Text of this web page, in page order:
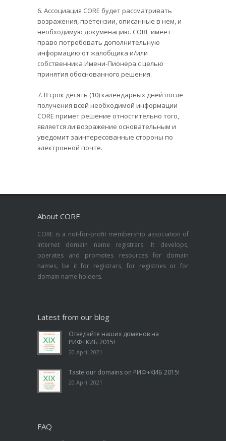
6. Ассоциация CORE будет рассматривать
возражения, претензии, описанные в нем, и
необходимую докуменацию. CORE имеет
право потребовать дополнительную
информацию от жалобщика и/или
собственника Имени-Пионера с целью
принятия обоснованного решения.
7. В срок десять (10) календарных дней после
получения всей необходимой информации
CORE примет решение отностительно того,
является ли возражение основательным и
уведомит заинтересованные стороны по
электронной почте.
About CORE
CORE is a not-for-profit membership association of
Internet domain name registrars. It develops,
operates and promotes resources for domain
names, be it for registrars, for registries or for
domain name holders.
Latest from our blog
Отведайте наших доменов на
РИФ+КИБ 2015!
20 April 2021
Taste our domains on РИФ+КИБ 2015!
20 April 2021
FAQ